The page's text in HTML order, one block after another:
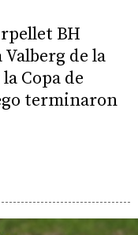
BH
de la
Copa de
terminaron